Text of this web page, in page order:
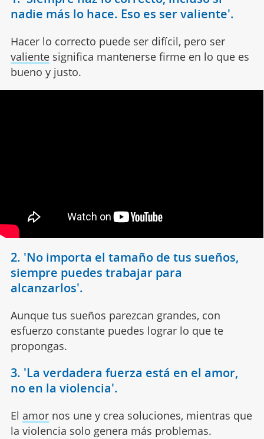
nadie más lo hace. Eso es ser valiente'.
Hacer lo correcto puede ser difícil, pero ser
valientesignifica mantenerse firme en lo que es
bueno y justo.
2. 'No importa el tamaño de tus sueños,
siempre puedes trabajar para
alcanzarlos'.
Aunque tus sueños parezcan grandes, con
esfuerzo constante puedes lograr lo que te
propongas.
3. 'La verdadera fuerza está en el amor,
no en la violencia'.
El amornos une y crea soluciones, mientras que
la violencia solo genera más problemas.